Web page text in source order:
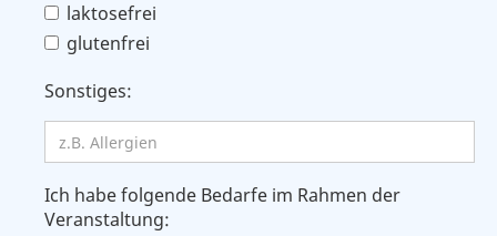
laktosefrei
glutenfrei
Sonstiges:
Ich habe folgende Bedarfe im Rahmen der
Veranstaltung: